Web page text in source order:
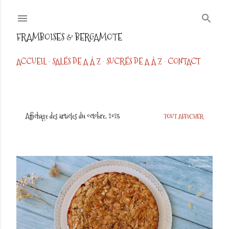
FRAMBOISES & BERGAMOTE
ACCUEIL SALÉS DE A À Z SUCRÉS DE A À Z CONTACT
t
i
c
Affichage des articles du octobre, 2025 TOUT AFFICHER